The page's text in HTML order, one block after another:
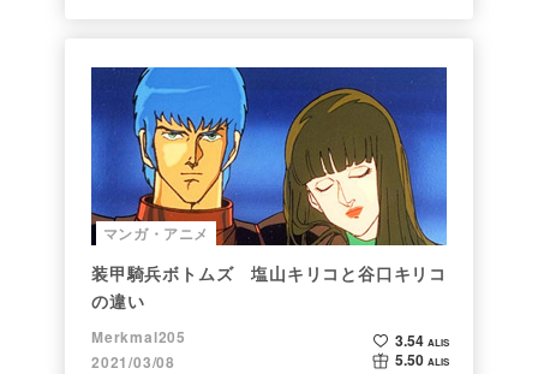
マンガ・アニメ
装甲騎兵ボトムズ 塩山キリコと谷口キリコ
の違い
Merkmal205
2021/03/08
3.54 ALIS
5.50 ALIS